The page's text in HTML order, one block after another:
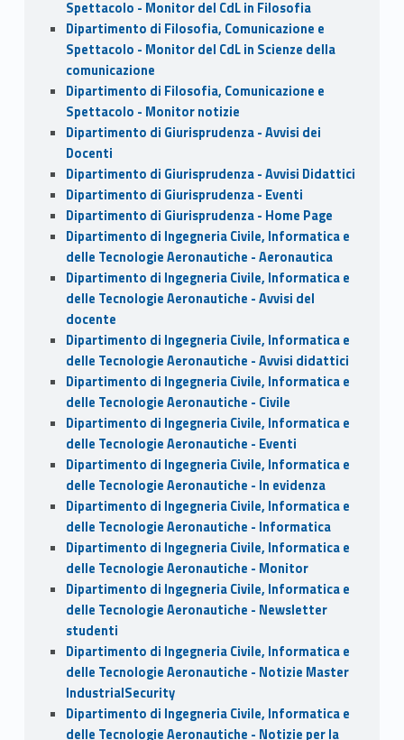
Spettacolo - Monitor del CdL in Filosofia
Dipartimento di Filosofia, Comunicazione e
Spettacolo - Monitor del CdL in Scienze della
comunicazione
Dipartimento di Filosofia, Comunicazione e
Spettacolo - Monitor notizie
Dipartimento di Giurisprudenza - Avvisi dei
Docenti
Dipartimento di Giurisprudenza - Avvisi Didattici
Dipartimento di Giurisprudenza - Eventi
Dipartimento di Giurisprudenza - Home Page
Dipartimento di Ingegneria Civile, Informatica e
delle Tecnologie Aeronautiche - Aeronautica
Dipartimento di Ingegneria Civile, Informatica e
delle Tecnologie Aeronautiche - Avvisi del
docente
Dipartimento di Ingegneria Civile, Informatica e
delle Tecnologie Aeronautiche - Avvisi didattici
Dipartimento di Ingegneria Civile, Informatica e
delle Tecnologie Aeronautiche - Civile
Dipartimento di Ingegneria Civile, Informatica e
delle Tecnologie Aeronautiche - Eventi
Dipartimento di Ingegneria Civile, Informatica e
delle Tecnologie Aeronautiche - In evidenza
Dipartimento di Ingegneria Civile, Informatica e
delle Tecnologie Aeronautiche - Informatica
Dipartimento di Ingegneria Civile, Informatica e
delle Tecnologie Aeronautiche - Monitor
Dipartimento di Ingegneria Civile, Informatica e
delle Tecnologie Aeronautiche - Newsletter
studenti
Dipartimento di Ingegneria Civile, Informatica e
delle Tecnologie Aeronautiche - Notizie Master
IndustrialSecurity
Dipartimento di Ingegneria Civile, Informatica e
delle Tecnologie Aeronautiche - Notizie per la